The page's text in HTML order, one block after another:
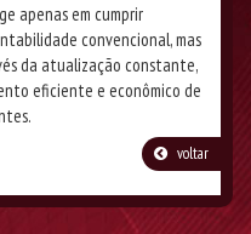
apenas em cumprir
convencional, mas
da atualização constante,
eficiente e econômico de
voltar